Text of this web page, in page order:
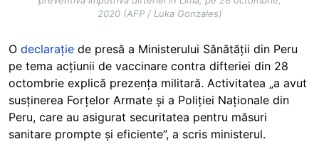
2020 (AFP / Luka Gonzales)
O declarație de presă a Ministerului Sănătății din Peru
pe tema acțiunii de vaccinare contra difteriei din 28
octombrie explică prezența militară. Activitatea „a avut
susținerea Forțelor Armate și a Poliției Naționale din
Peru, care au asigurat securitatea pentru măsuri
sanitare prompte și eficiente”, a scris ministerul.